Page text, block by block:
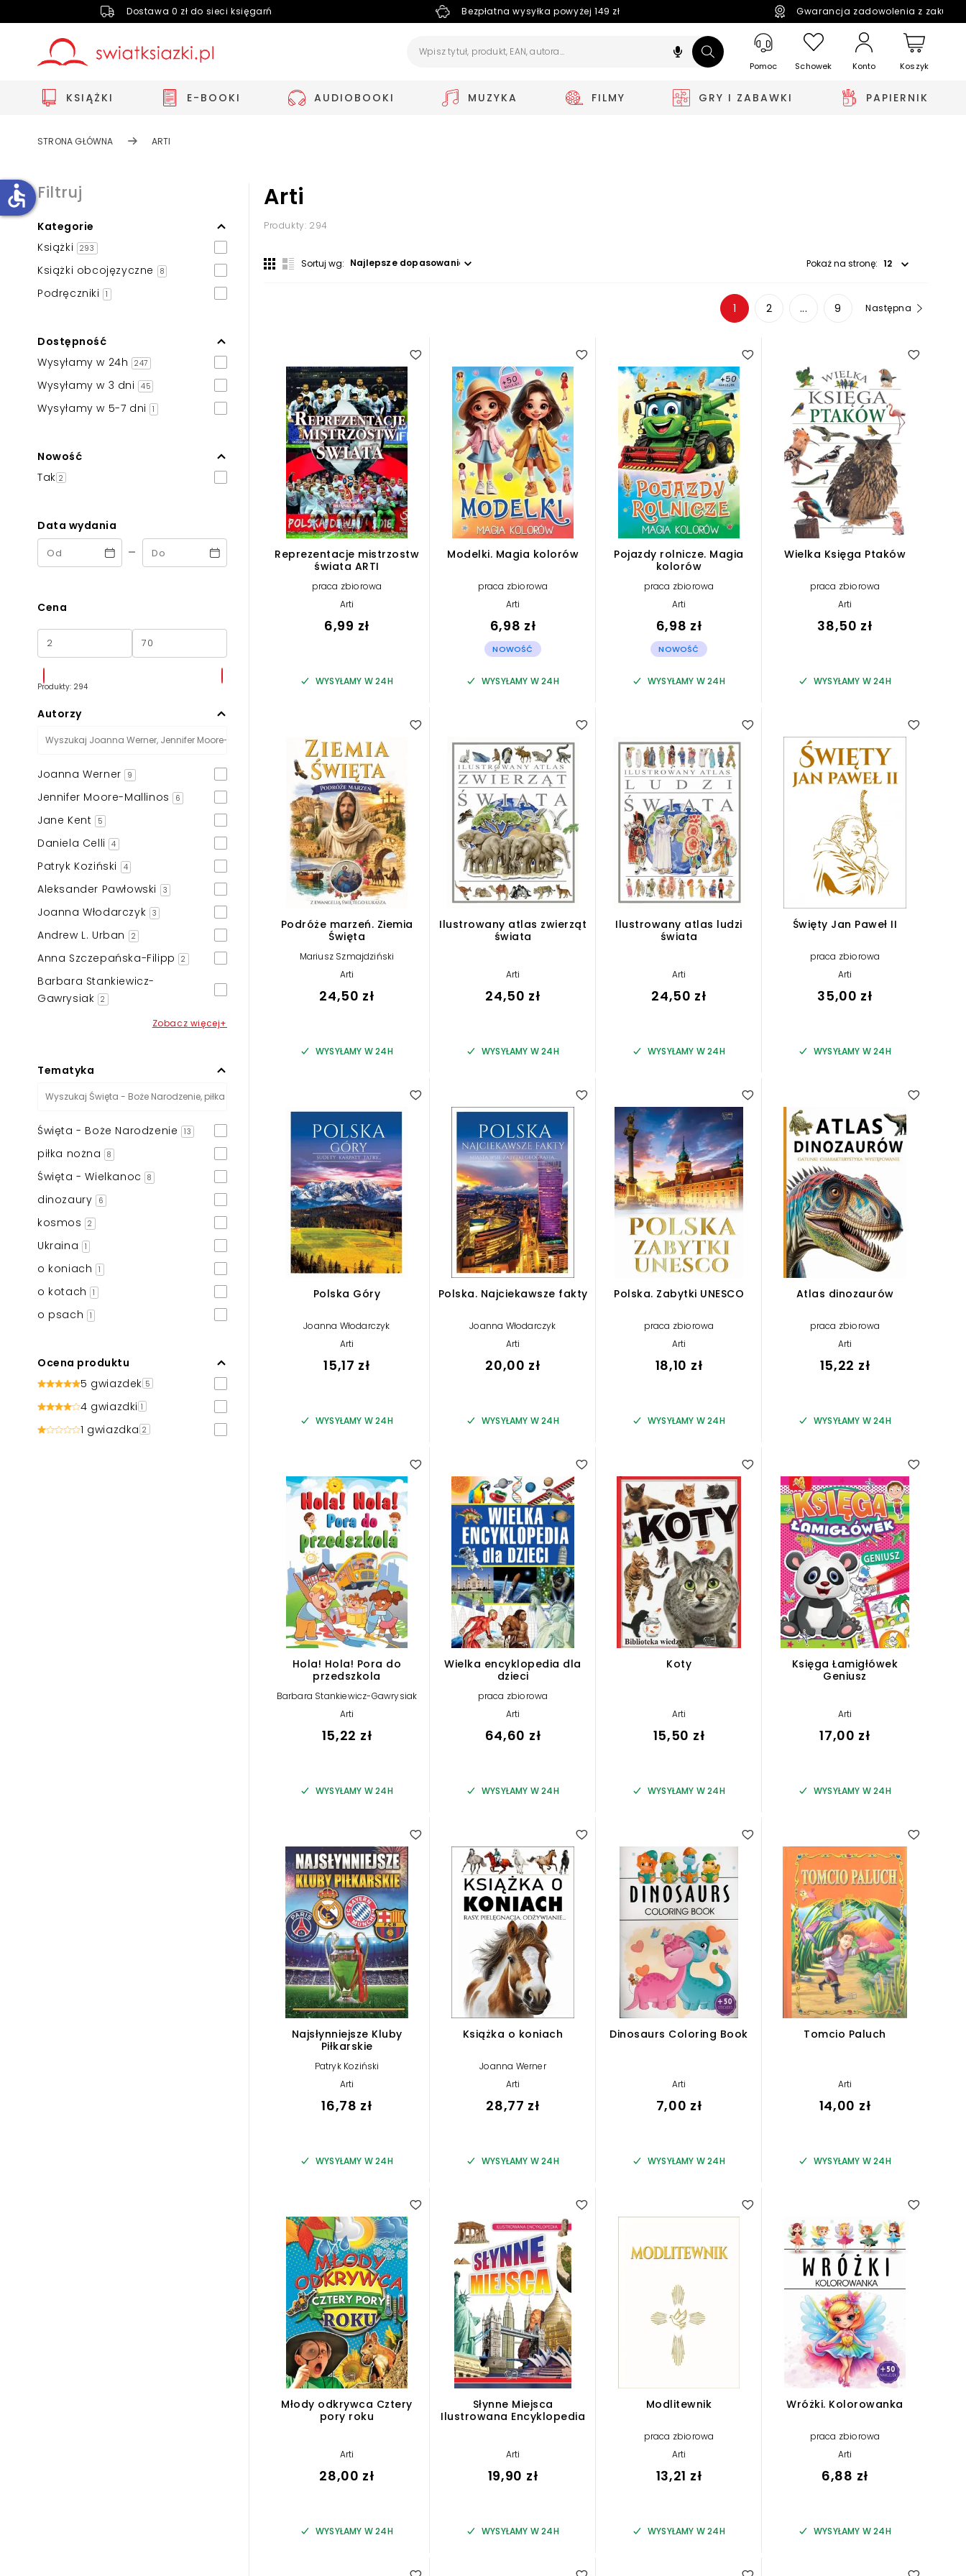
Dostawa 0 zł do sieci księgarń Bezpłatna wysyłka powyżej 149 zł Gwarancja zadowolenia z
Pomoc Schowek Konto Koszyk
KSIĄŻKI E-BOOKI AUDIOBOOKI MUZYKA FILMY GRY I ZABAWKI PAPIERNIK
STRONA GŁÓWNA ARTI
Filtruj
Kategorie
Książki
293
Książki obcojęzyczne 8
Podręczniki 1
Dostępność
Wysyłamy w 24h
247
Wysyłamy w 3 dni 45
Wysyłamy w 5-7 dni 1
Nowość
Tak 2
Data wydania
-
Cena
Produkty: 294
Autorzy
Joanna Werner 9
Jennifer Moore-Mallinos 6
Jane Kent 5
Daniela Celli 4
Patryk Koziński 4
Aleksander Pawłowski 3
Joanna Włodarczyk 3
Andrew L. Urban 2
Anna Szczepańska-Filipp 2
Barbara Stankiewicz-
Gawrysiak 2
Zobacz więcej+
Tematyka
Święta - Boże Narodzenie 13
piłka nożna 8
Święta - Wielkanoc 8
dinozaury 6
kosmos 2
Ukraina 1
o koniach 1
o kotach 1
o psach 1
Ocena produktu
5 gwiazdek 5
4 gwiazdki 1
1 gwiazdka 2
Arti
Produkty: 294
Sortuj wg: Pokaż na stronę:
1 2 ... 9 Następna
Reprezentacje mistrzostw
świata ARTI
praca zbiorowa
Arti
6,99 zł
WYSYŁAMY W 24H
Modelki. Magia kolorów
praca zbiorowa
Arti
6,98 zł
NOWOŚĆ
WYSYŁAMY W 24H
Pojazdy rolnicze. Magia
kolorów
praca zbiorowa
Arti
6,98 zł
NOWOŚĆ
WYSYŁAMY W 24H
Wielka Księga Ptaków
praca zbiorowa
Arti
38,50 zł
WYSYŁAMY W 24H
Podróże marzeń. Ziemia
Święta
Mariusz Szmajdziński
Arti
24,50 zł
WYSYŁAMY W 24H
Ilustrowany atlas zwierząt
świata
Arti
24,50 zł
WYSYŁAMY W 24H
Ilustrowany atlas ludzi
świata
Arti
24,50 zł
WYSYŁAMY W 24H
Święty Jan Paweł II
praca zbiorowa
Arti
35,00 zł
WYSYŁAMY W 24H
Polska Góry
Joanna Włodarczyk
Arti
15,17 zł
WYSYŁAMY W 24H
Polska. Najciekawsze fakty
Joanna Włodarczyk
Arti
20,00 zł
WYSYŁAMY W 24H
Polska. Zabytki UNESCO
praca zbiorowa
Arti
18,10 zł
WYSYŁAMY W 24H
Atlas dinozaurów
praca zbiorowa
Arti
15,22 zł
WYSYŁAMY W 24H
Hola! Hola! Pora do
przedszkola
Barbara Stankiewicz-Gawrysiak
Arti
15,22 zł
WYSYŁAMY W 24H
Wielka encyklopedia dla
dzieci
praca zbiorowa
Arti
64,60 zł
WYSYŁAMY W 24H
Koty
Arti
15,50 zł
WYSYŁAMY W 24H
Księga Łamigłówek
Geniusz
Arti
17,00 zł
WYSYŁAMY W 24H
Najsłynniejsze Kluby
Piłkarskie
Patryk Koziński
Arti
16,78 zł
WYSYŁAMY W 24H
Książka o koniach
Joanna Werner
Arti
28,77 zł
WYSYŁAMY W 24H
Dinosaurs Coloring Book
Arti
7,00 zł
WYSYŁAMY W 24H
Tomcio Paluch
Arti
14,00 zł
WYSYŁAMY W 24H
Młody odkrywca Cztery
pory roku
Arti
28,00 zł
WYSYŁAMY W 24H
Słynne Miejsca
Ilustrowana Encyklopedia
Arti
19,90 zł
WYSYŁAMY W 24H
Modlitewnik
praca zbiorowa
Arti
13,21 zł
WYSYŁAMY W 24H
Wróżki. Kolorowanka
praca zbiorowa
Arti
6,88 zł
WYSYŁAMY W 24H
accessible
Zwiększ rozmiar czcionki
Zmniejsz rozmiar czcionki
Pomoc w czytaniu
Podkreślenie linków